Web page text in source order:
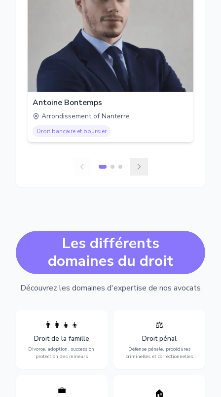
Antoine Bontemps
Arrondissement of Nanterre
Droit bancaire et boursier
Les différents
domaines du droit
Découvrez les domaines d'expertise de nos avocats
👨‍👩‍👧‍👦
Droit de la famille
Divorce, adoption, succession,
protection des mineurs
Divorce, garde d'enfants,
adoption, succession et
protection des personnes
vulnérables.
⚖️
Droit pénal
Défense pénale, procédures
criminelles et correctionnelles
Expertise en matière pénale,
vue jusqu'au procès, pour
toute affaire correctionnelle
ou criminelle.
💼
Protection de vos droits au
🏠
Sécurisation de vos projets